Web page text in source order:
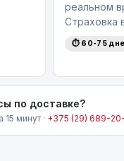
реальном
Страховка
⏱ 60-75
по доставке?
минут · +375 (29) 689-